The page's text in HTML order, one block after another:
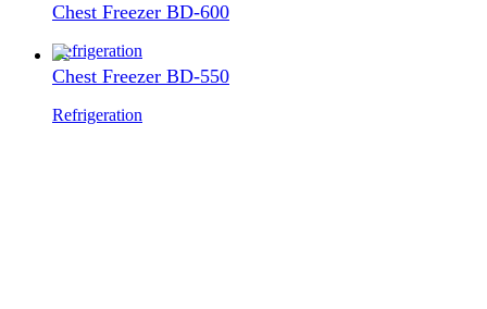
Chest Freezer BD-600
Refrigeration
Chest Freezer BD-550
Refrigeration